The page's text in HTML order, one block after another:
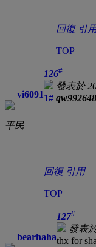
回復 引
TOP
vi6091
平民
126#
發表於
1# qw992648
回復 引用
TOP
bearhaha
127#
發表
thx for